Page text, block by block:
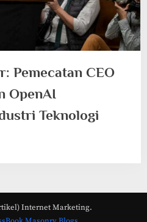
Pemecatan CEO
OpenAI
Teknologi
Internet Marketing.